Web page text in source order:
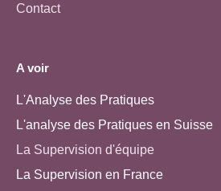
Contact
A voir
L'Analyse des Pratiques
L'analyse des Pratiques en Suisse
La Supervision d'équipe
La Supervision en France